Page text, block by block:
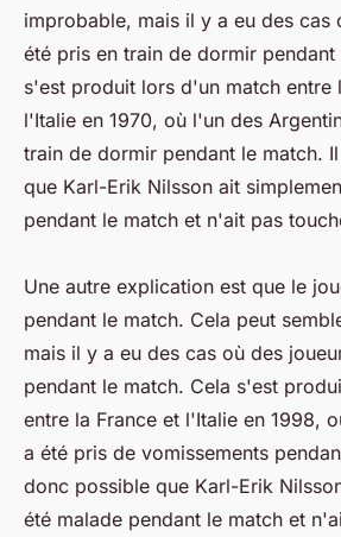
improbable, mais il y a eu des cas
été pris en train de dormir pendant
s'est produit lors d'un match entre
l'Italie en 1970, où l'un des
train de dormir pendant le match.
que Karl-Erik Nilsson ait
pendant le match et n'ait pas
Une autre explication est que le
pendant le match. Cela peut
mais il y a eu des cas où des
pendant le match. Cela s'est
entre la France et l'Italie en 1998,
a été pris de vomissements
donc possible que Karl-Erik
été malade pendant le match et